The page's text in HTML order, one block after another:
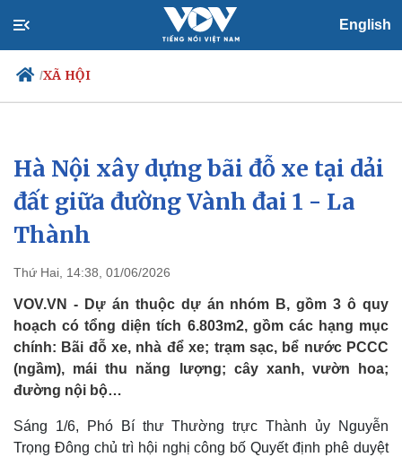
English
/XÃ HỘI
Chính trị
Đảng
Tổ chức nhân sự
Quốc hội
Xã hội
Tin 24h
Dự báo thời tiết
Hà Nội xây dựng bãi đỗ xe tại dải
đất giữa đường Vành đai 1 - La
Thành
Thứ Hai, 14:38, 01/06/2026
VOV.VN - Dự án thuộc dự án nhóm B, gồm 3 ô quy
hoạch có tổng diện tích 6.803m2, gồm các hạng mục
chính: Bãi đỗ xe, nhà để xe; trạm sạc, bể nước PCCC
(ngầm), mái thu năng lượng; cây xanh, vườn hoa;
đường nội bộ…
Sáng 1/6, Phó Bí thư Thường trực Thành ủy Nguyễn
Trọng Đông chủ trì hội nghị công bố Quyết định phê duyệt